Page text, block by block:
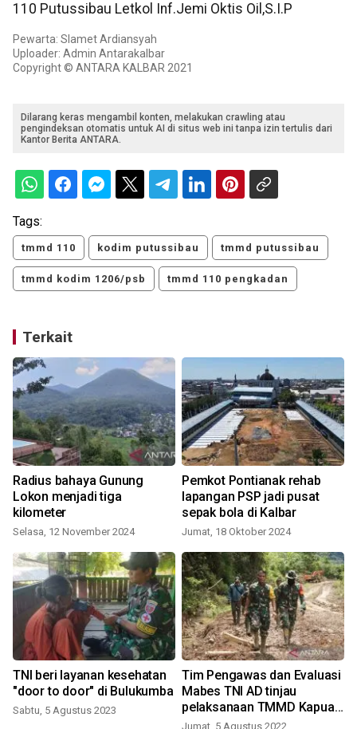
110 Putussibau Letkol Inf.Jemi Oktis Oil,S.I.P
Pewarta: Slamet Ardiansyah
Uploader: Admin Antarakalbar
Copyright © ANTARA KALBAR 2021
Dilarang keras mengambil konten, melakukan crawling atau
pengindeksan otomatis untuk AI di situs web ini tanpa izin tertulis dari
Kantor Berita ANTARA.
Tags:
tmmd 110 kodim putussibau tmmd putussibau
tmmd kodim 1206/psb tmmd 110 pengkadan
Terkait
Radius bahaya Gunung
Lokon menjadi tiga
kilometer
Selasa, 12 November 2024
Pemkot Pontianak rehab
lapangan PSP jadi pusat
sepak bola di Kalbar
Jumat, 18 Oktober 2024
TNI beri layanan kesehatan
"door to door" di Bulukumba
Sabtu, 5 Agustus 2023
Tim Pengawas dan Evaluasi
Mabes TNI AD tinjau
pelaksanaan TMMD Kapuas
Hulu
Jumat, 5 Agustus 2022